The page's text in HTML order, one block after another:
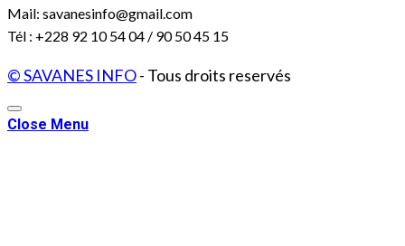
Mail: savanesinfo@gmail.com
Tél : +228 92 10 54 04 / 90 50 45 15
© SAVANES INFO- Tous droits reservés
Close Menu